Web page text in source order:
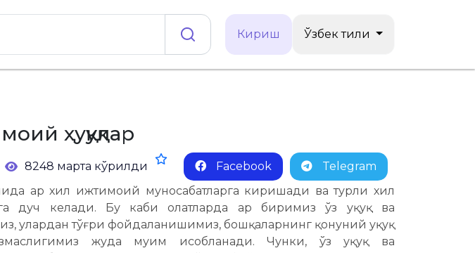
Кириш Ўзбек тили
ҳуқуқлар
8248 марта кўрилди Facebook
Telegram
ҳар хил ижтимоий муносабатларга киришади ва турли хил
дуч келади. Бу каби ҳолатларда ҳар биримиз ўз ҳуқуқ ва
улардан тўғри фойдаланишимиз, бошқаларнинг қонуний ҳуқуқ
жуда муҳим ҳисобланади. Чунки, ўз ҳуқуқ ва